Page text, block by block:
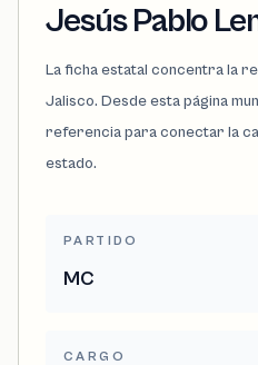
Jesús Pablo
La ficha estatal concentra la
Jalisco. Desde esta página
referencia para conectar la
estado.
PARTIDO
MC
CARGO